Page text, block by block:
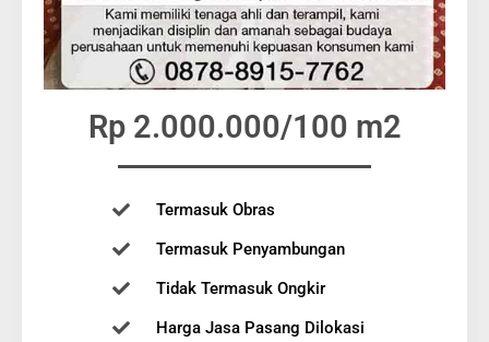
Rp 2.000.000/100 m2
Termasuk Obras
Termasuk Penyambungan
Tidak Termasuk Ongkir
Harga Jasa Pasang Dilokasi